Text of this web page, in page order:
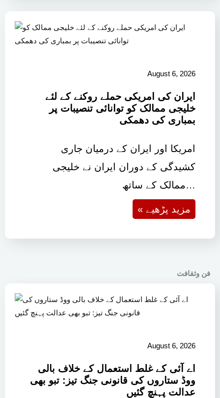
August 6, 2026
ایران کی امریکی حملے روکنے کے لئے
خلیجی ممالک کو توانائی تنصیبات پر
بمباری کی دھمکی
امریکا اور ایران کے درمیان جاری
کشیدگی کے دوران ایران نے خلیجی
ممالک کے ساتھ…
« مزید پڑھیے
فن وثقافت
August 6, 2026
اے آئی کے غلط استعمال کے خلاف بالی
ووڈ ستاروں کی قانونی جنگ تیز: تبو بھی
عدالت پہنچ گئیں